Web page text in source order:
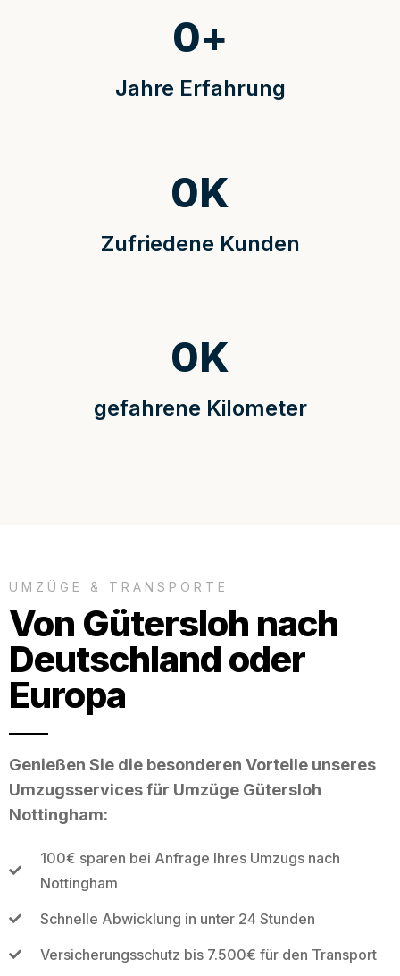
Jahre Erfahrung
0+
Zufriedene Kunden
0K
gefahrene Kilometer
0K
UMZÜGE & TRANSPORTE
Von Gütersloh nach
Deutschland oder
Europa
Genießen Sie die besonderen Vorteile unseres
Umzugsservices für Umzüge Gütersloh
Nottingham:
100€ sparen bei Anfrage Ihres Umzugs nach
Nottingham
Schnelle Abwicklung in unter 24 Stunden
Versicherungsschutz bis 7.500€ für den Transport